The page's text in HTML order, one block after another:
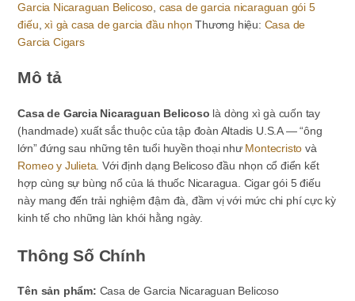
5
Điếu
số
Garcia Nicaraguan Belicoso casa de garcia nicaraguan gói 5
điếu ,xì gà casa de garcia đầu nhọn Thương hiệu: Casa de
Garcia Cigars
Mô tả
Casa de Garcia Nicaraguan Belicoso là dòng xì gà cuốn tay
(handmade) xuất sắc thuộc của tập đoàn Altadis U.S.A — “ông
lớn” đứng sau những tên tuổi huyền thoại như Montecristovà
Romeo y Julieta . Với định dạng Belicoso đầu nhọn cổ điển kết
hợp cùng sự bùng nổ của lá thuốc Nicaragua. Cigar gói 5 điếu
này mang đến trải nghiệm đậm đà, đầm vị với mức chi phí cực kỳ
kinh tế cho những làn khói hằng ngày.
Thông Số Chính
Tên sản phẩm: Casa de Garcia Nicaraguan Belicoso